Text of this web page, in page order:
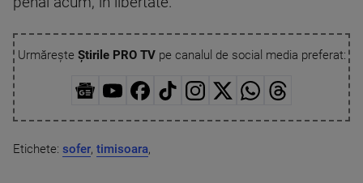
Urmărește Știrile PRO TVpe canalul de social media preferat:
Etichete: sofer, timisoara,